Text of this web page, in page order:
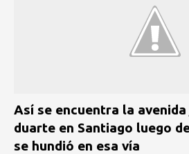
Así se encuentra la
duarte en Santiago luego
se hundió en esa vía